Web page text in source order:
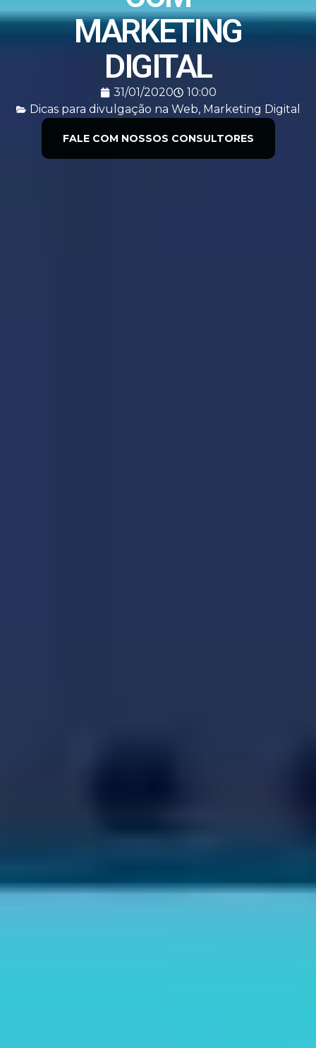
MARKETING
DIGITAL
31/01/2020
10:00
Dicas para divulgação na Web, Marketing Digital
FALE COM NOSSOS CONSULTORES